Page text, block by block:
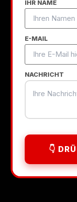
IHR NAME
E-MAIL
NACHRICHT
👇